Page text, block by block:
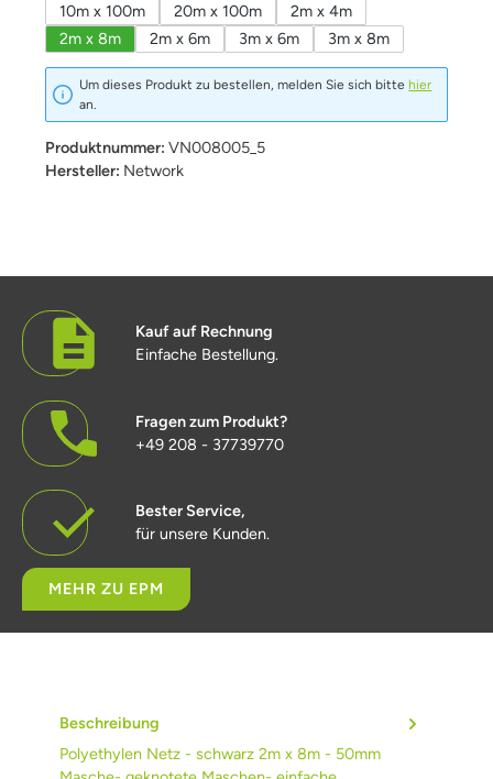
10m x 100m
20m x 100m
2m x 4m
2m x 8m
2m x 6m 3m x 6m 3m x 8m
Um dieses Produkt zu bestellen, melden Sie sich bitte hier
an.
Produktnummer: VN008005_5
Hersteller: Network
Kauf auf Rechnung
Einfache Bestellung.
Fragen zum Produkt?
+49 208 - 37739770
Bester Service,
für unsere Kunden.
MEHR ZU EPM
Beschreibung
Polyethylen Netz - schwarz 2m x 8m - 50mm